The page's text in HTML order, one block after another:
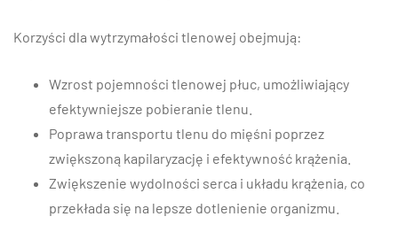
Korzyści dla wytrzymałości tlenowej obejmują:
Wzrost pojemności tlenowej płuc, umożliwiający
efektywniejsze pobieranie tlenu.
Poprawa transportu tlenu do mięśni poprzez
zwiększoną kapilaryzację i efektywność krążenia.
Zwiększenie wydolności serca i układu krążenia, co
przekłada się na lepsze dotlenienie organizmu.